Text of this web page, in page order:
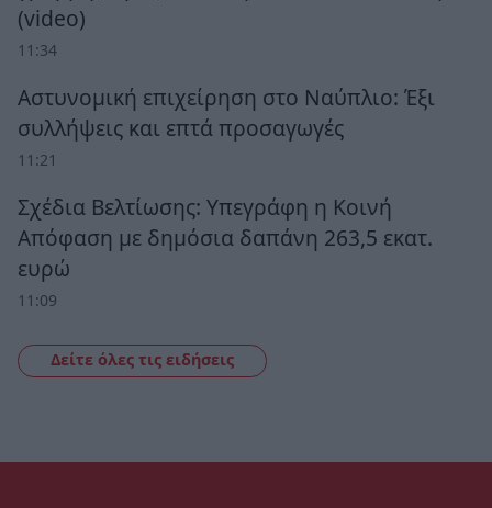
(video)
11:34
Αστυνομική επιχείρηση στο Ναύπλιο: Έξι
συλλήψεις και επτά προσαγωγές
11:21
Σχέδια Βελτίωσης: Υπεγράφη η Κοινή
Απόφαση με δημόσια δαπάνη 263,5 εκατ.
ευρώ
11:09
Δείτε όλες τις ειδήσεις